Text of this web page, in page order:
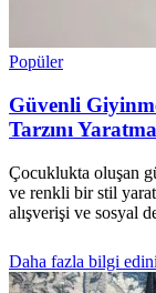
Popüler
Güvenli
Tarzını
Çocuklukta oluşan
ve renkli bir stil
alışverişi ve sosyal
Daha fazla bilgi